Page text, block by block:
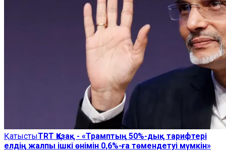
ҚатыстыTRT Қазақ - «Трамптың 50%-дық тарифтері
елдің жалпы ішкі өнімін 0,6%-ға төмендетуі мүмкін»